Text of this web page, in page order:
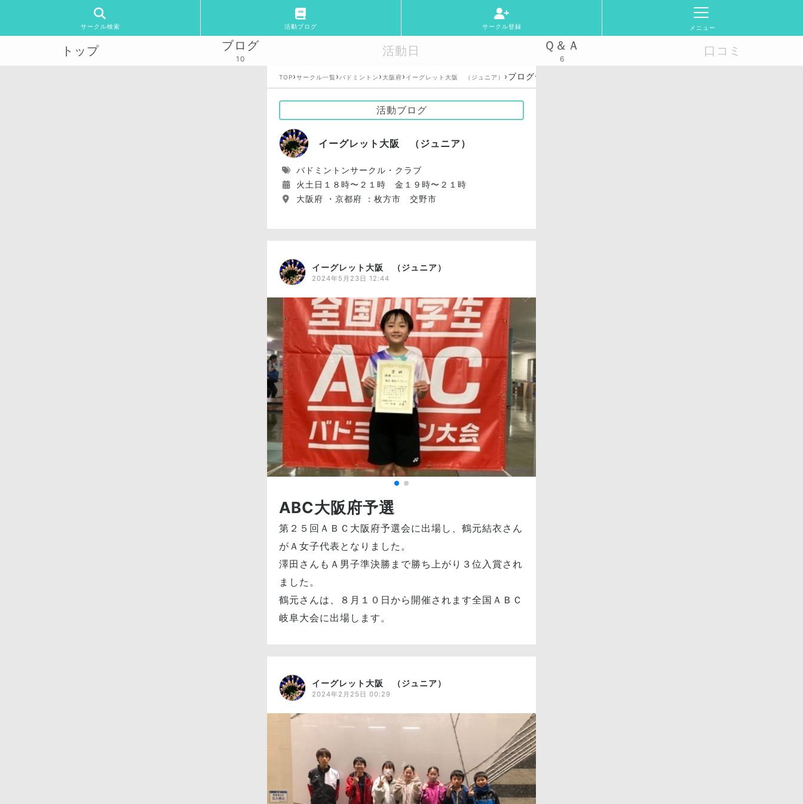
サークル検索 活動ブログ サークル登録 メニュー
トップ ブログ
10
活動日 Ｑ＆Ａ
6
口コミ
TOP›サークル一覧 › バドミントン › 大阪府› イーグレット大阪 （ジュニア） ›ブログ一覧
活動ブログ
イーグレット大阪 （ジュニア）
バドミントンサークル・クラブ
火土日１８時〜２１時 金１９時〜２１時
大阪府 ・京都府 ：枚方市 交野市
イーグレット大阪 （ジュニア）
2024年5月23日 12:44
ABC大阪府予選
第２５回ＡＢＣ大阪府予選会に出場し、鶴元結衣さん
がＡ女子代表となりました。
澤田さんもＡ男子準決勝まで勝ち上がり３位入賞され
ました。
鶴元さんは、８月１０日から開催されます全国ＡＢＣ
岐阜大会に出場します。
イーグレット大阪 （ジュニア）
2024年2月25日 00:29